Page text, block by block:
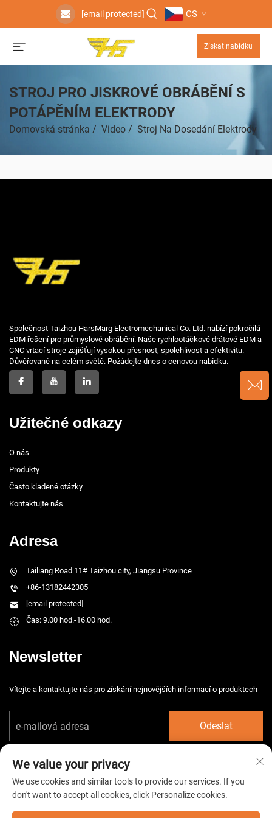
[email protected] CS
Získat nabídku
STROJ PRO JISKROVÉ OBRÁBĚNÍ S
POTÁPĚNÍM ELEKTRODY
Domovská stránka / Video / Stroj Na Dosedání Elektrody
Společnost Taizhou HarsMarg Electromechanical Co. Ltd. nabízí pokročilá
EDM řešení pro průmyslové obrábění. Naše rychlootáčkové drátové EDM a
CNC vrtací stroje zajišťují vysokou přesnost, spolehlivost a efektivitu.
Důvěřované na celém světě. Požádejte dnes o cenovou nabídku.
Užitečné odkazy
O nás
Produkty
Často kladené otázky
Kontaktujte nás
Adresa
Tailiang Road 11# Taizhou city, Jiangsu Province
+86-13182442305
[email protected]
Čas: 9.00 hod.-16.00 hod.
Newsletter
Vítejte a kontaktujte nás pro získání nejnovějších informací o produktech
Odeslat
Copyright © 2026 China Taizhou HarsMarg Electromechenical Co. Ltd.
We value your privacy
We use cookies and similar tools to provide our services. If you
don't want to accept all cookies, click Personalize cookies.